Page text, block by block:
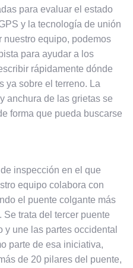
para evaluar el estado
y la tecnología de unión
equipo, podemos
para ayudar a los
rápidamente dónde
ya sobre el terreno. La
anchura de las grietas se
forma que pueda buscarse
inspección en el que
equipo colabora con
el puente colgante más
trata del tercer puente
une las partes occidental
parte de esa iniciativa,
de 20 pilares del puente,